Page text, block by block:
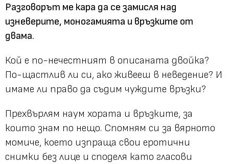
Разговорът ме кара да се замисля над
изневерите, моногамията и връзките от
двама.
Кой е по-нечестният в описаната двойка?
По-щастлив ли си, ако живееш в неведение? И
имаме ли право да съдим чуждите връзки?
Прехвърлям наум хората и връзките, за
които знам по нещо. Спомням си за вярното
момиче, което изпраща свои еротични
снимки без лице и споделя като гласови